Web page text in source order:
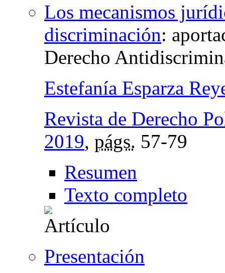
Los mecanismos
discriminación:
Derecho
Estefanía Esparza
Revista de Derecho
2019, págs. 57-79
Resumen
Texto completo
Presentación